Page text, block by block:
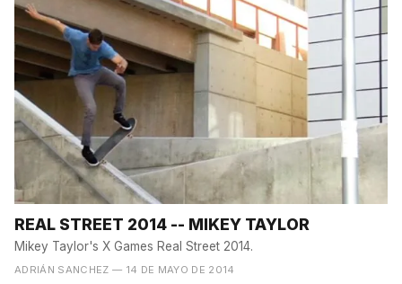
REAL STREET 2014 -- MIKEY TAYLOR
Mikey Taylor's X Games Real Street 2014.
ADRIÁN SANCHEZ — 14 DE MAYO DE 2014